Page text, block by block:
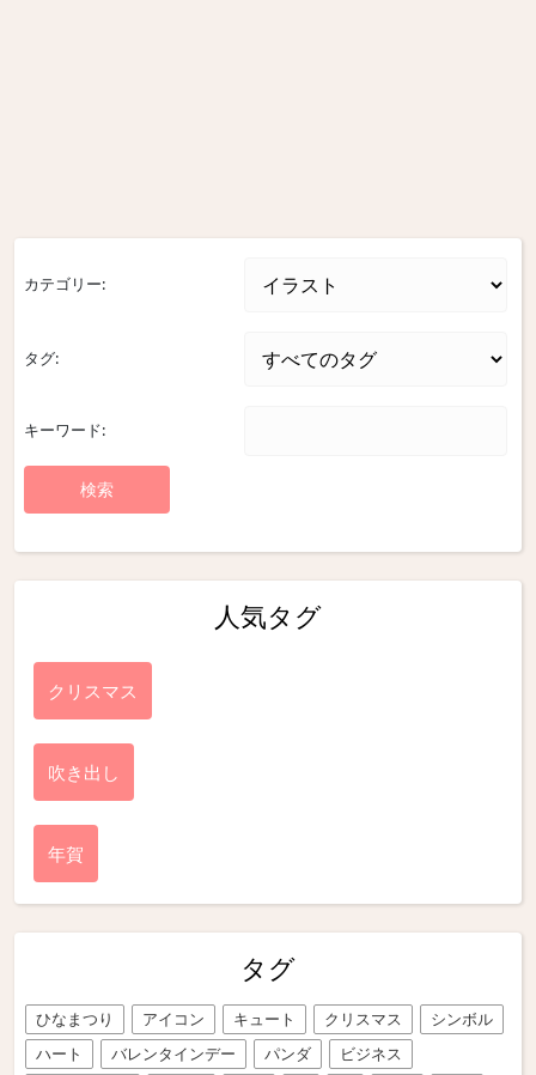
カテゴリー:
タグ:
キーワード:
人気タグ
クリスマス
吹き出し
年賀
タグ
ひなまつり アイコン キュート クリスマス
シンボル
ハート
バレンタインデー パンダ
ビジネス